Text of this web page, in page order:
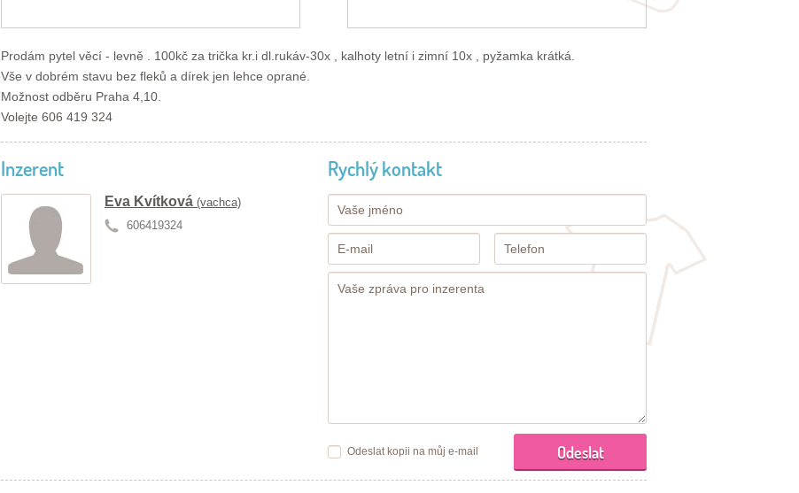
Prodám pytel věcí - levně . 100kč za trička kr.i dl.rukáv-30x , kalhoty letní i zimní 10x , pyžamka krátká.
Vše v dobrém stavu bez fleků a dírek jen lehce oprané.
Možnost odběru Praha 4,10.
Volejte 606 419 324
Inzerent
Eva Kvítková (vachca)
606419324
Rychlý kontakt
Odeslat kopii na můj e-mail